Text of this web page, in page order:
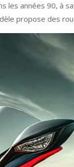
les années 90,
propose des